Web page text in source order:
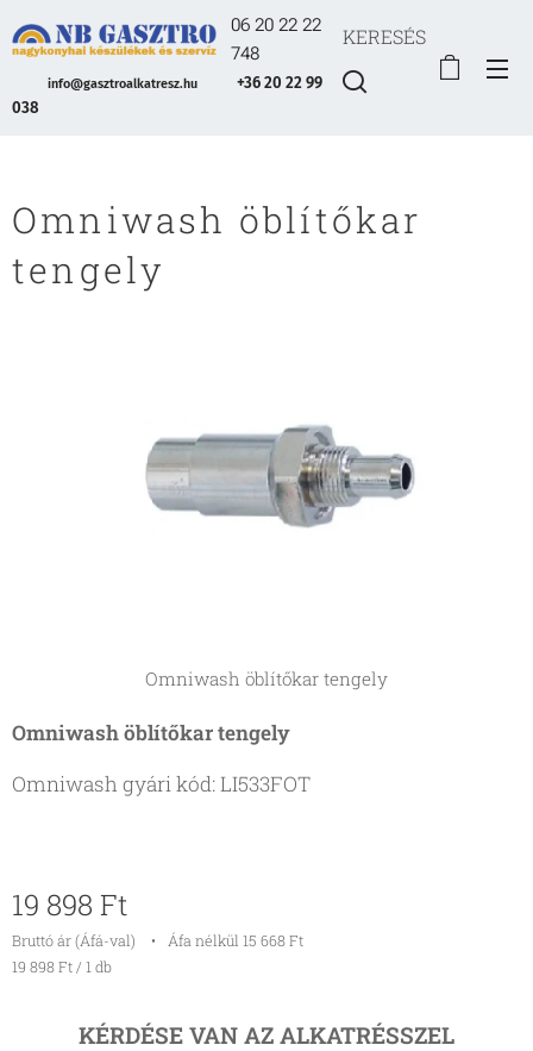
06 20 22 22
748
info@gasztroalkatresz.hu
+36 20 22 99
038
KERESÉS
Omniwash öblítőkar
tengely
Omniwash öblítőkar tengely
Omniwash öblítőkar tengely
Omniwash gyári kód: LI533FOT
19 898 Ft
Bruttó ár (Áfá-val)
Áfa nélkül 15 668 Ft
19 898 Ft / 1 db
KÉRDÉSE VAN AZ ALKATRÉSSZEL